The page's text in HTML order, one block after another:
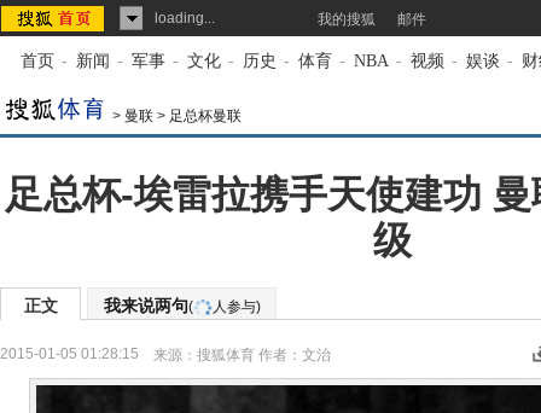
loading... 我的搜狐 邮件
首页 - 新闻 - 军事 - 文化 - 历史 - 体育 - NBA - 视频 - 娱谈 -
> 曼联 > 足总杯曼联
足总杯-埃雷拉携手天使建功
级
正文 我来说两句( 人参与)
2015-01-05 01:28:15 来源： 搜狐体育 作者：文治